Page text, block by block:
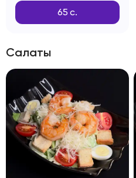
65 с.
Салаты